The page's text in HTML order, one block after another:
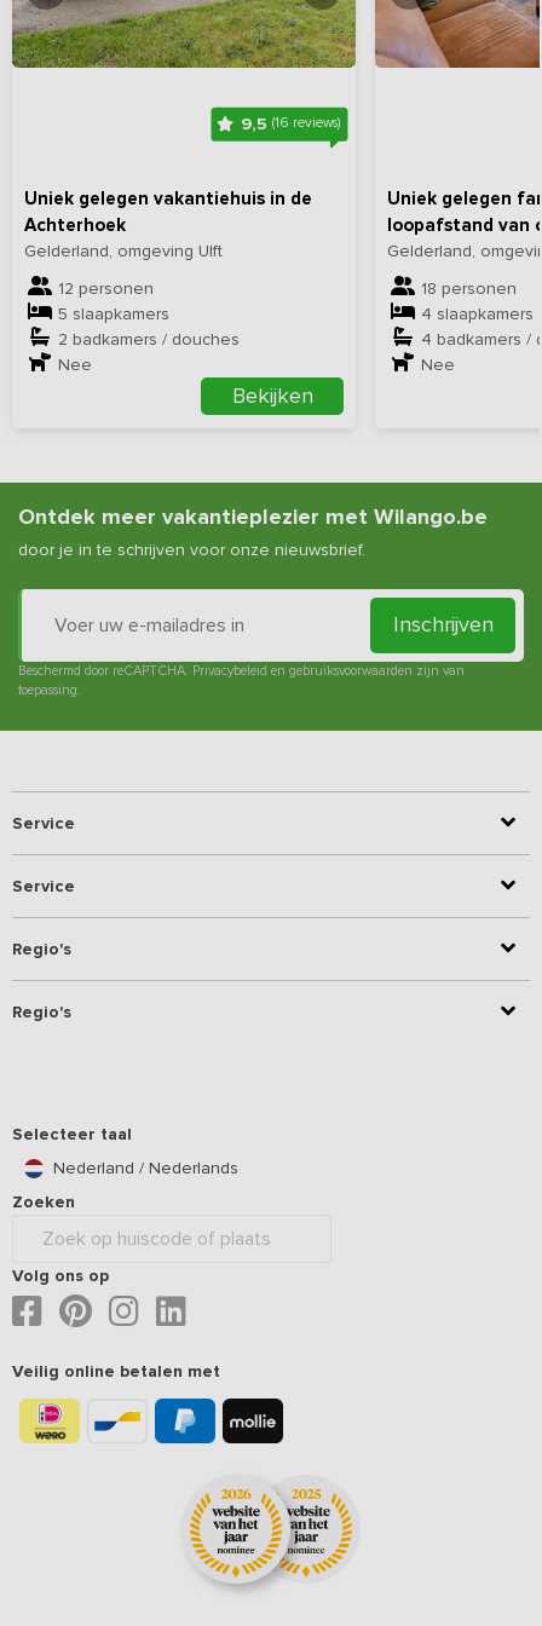
9,5(16 reviews)
Uniek gelegen vakantiehuis in de
Achterhoek
Gelderland, omgeving Ulft
12 personen
5 slaapkamers
2 badkamers / douches
Nee
Bekijken
Bekijkhieralle foto's
Uniek gelegen
loopafstand van
Gelderland,
18 personen
4 slaapkamers
4 badkamers /
Nee
Bekijk
Ontdek meer vakantieplezier met Wilango.be
door je in te schrijven voor onze nieuwsbrief.
Inschrijven
Beschermd door reCAPTCHA. Privacybeleid en gebruiksvoorwaarden zijn van
toepassing.
Service
Service
Regio's
Regio's
Selecteer taal
Nederland / Nederlands
Zoeken
Volg ons op
Veilig online betalen met